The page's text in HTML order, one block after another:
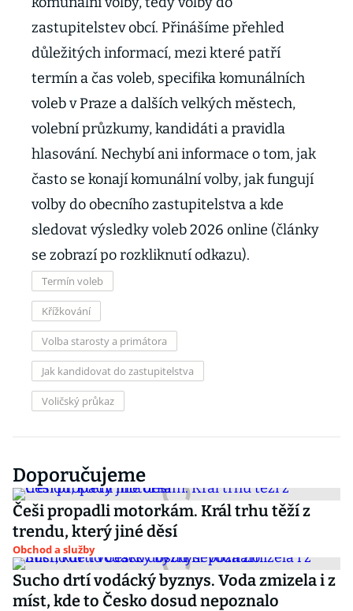
zastupitelstev obcí. Přinášíme přehled
důležitých informací, mezi které patří
termín a čas voleb, specifika komunálních
voleb v Praze a dalších velkých městech,
volební průzkumy, kandidáti a pravidla
hlasování. Nechybí ani informace o tom, jak
často se konají komunální volby, jak fungují
volby do obecního zastupitelstva a kde
sledovat výsledky voleb 2026 online (články
se zobrazí po rozkliknutí odkazu).
Termín voleb
Křížkování
Volba starosty a primátora
Jak kandidovat do zastupitelstva
Voličský průkaz
Doporučujeme
Češi propadli motorkám. Král trhu těží z
trendu, který jiné děsí
Obchod a služby
Sucho drtí vodácký byznys. Voda zmizela i z
míst, kde to Česko dosud nepoznalo